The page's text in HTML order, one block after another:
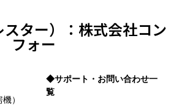
ター）：株式会社コン
フォー
）
◆サポート・お問い合わせ一
覧